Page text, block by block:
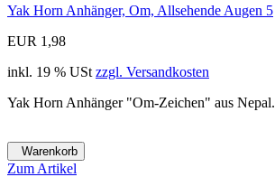
Yak Horn Anhänger, Om, Allsehende Augen 5
EUR 1,98
inkl. 19 % USt zzgl. Versandkosten
Yak Horn Anhänger "Om-Zeichen" aus Nepal.
Warenkorb
Zum Artikel